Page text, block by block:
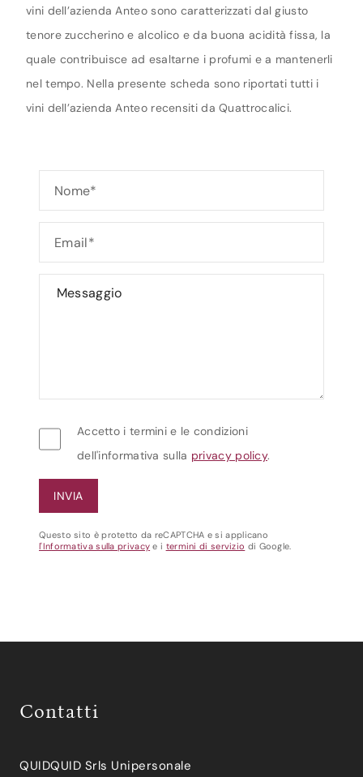
vini dell’azienda Anteo sono caratterizzati dal giusto
tenore zuccherino e alcolico e da buona acidità fissa, la
quale contribuisce ad esaltarne i profumi e a mantenerli
nel tempo. Nella presente scheda sono riportati tutti i
vini dell’azienda Anteo recensiti da Quattrocalici.
Accetto i termini e le condizioni
dell'informativa sulla privacy policy.
Questo sito è protetto da reCAPTCHA e si applicano
l'Informativa sulla privacy e i termini di servizio di Google.
Contatti
QUIDQUID Srls Unipersonale